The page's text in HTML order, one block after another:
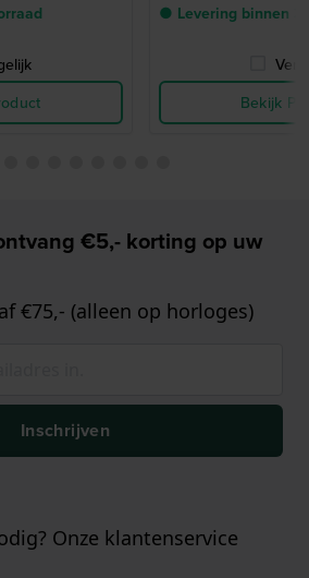
● Levering binnen 3
Bekijk
€5,- korting op uw
€75,- (alleen op horloges)
Inschrijven
Onze klantenservice